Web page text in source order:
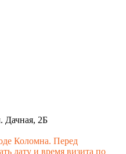
Дачная, 2Б
Коломна. Перед
дату и время визита по